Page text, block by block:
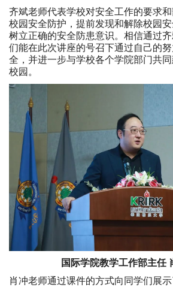
齐斌老师代表学校对安全工作的要求
校园安全防护，提前发现和解除校园
树立正确的安全防患意识。相信通过
们能在此次讲座的号召下通过自己的
全，并进一步与学校各个学院部门共
校园。
国际学院教学工作部主任
肖冲老师通过课件的方式向同学们展